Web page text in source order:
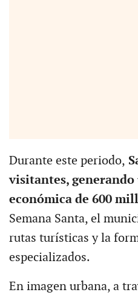
Durante este periodo,
visitantes, generando
económica de 600
Semana Santa, el
rutas turísticas y la
especializados.
En imagen urbana, a